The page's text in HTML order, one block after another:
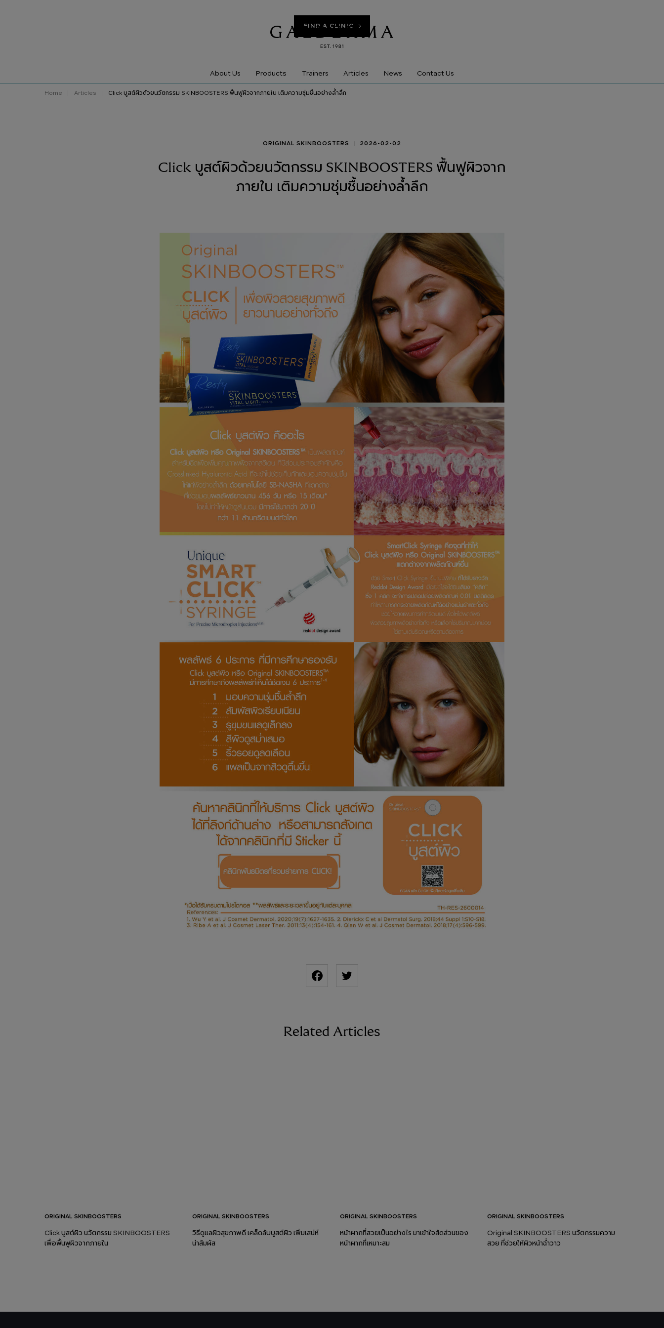
FIND A CLINIC
About Us Products Trainers Articles News Contact Us
Home Articles Click บูสต์ผิวด้วยนวัตกรรม SKINBOOSTERS ฟื้นฟูผิวจากภายใน เติมความชุ่มชื้นอย่างล้ำลึก
ORIGINAL SKINBOOSTERS 2026-02-02
Click บูสต์ผิวด้วยนวัตกรรม SKINBOOSTERS ฟื้นฟูผิวจาก
ภายใน เติมความชุ่มชื้นอย่างล้ำลึก
Related Articles
ORIGINAL SKINBOOSTERS
Click บูสต์ผิว นวัตกรรม SKINBOOSTERS
เพื่อฟื้นฟูผิวจากภายใน
ORIGINAL SKINBOOSTERS
วิธีดูแลผิวสุขภาพดี เคล็ดลับบูสต์ผิว เพิ่มเสน่ห์
น่าสัมผัส
ORIGINAL SKINBOOSTERS
หน้าผากที่สวยเป็นอย่างไร มาเข้าใจสัดส่วนของ
หน้าผากที่เหมาะสม
ORIGINAL SKINBOOSTERS
Original SKINBOOSTERS นวัตกรรมความ
สวย ที่ช่วยให้ผิวหน้าฉ่ำวาว